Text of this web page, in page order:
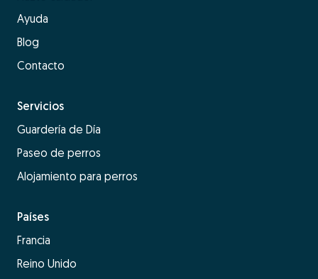
Ayuda
Blog
Contacto
Servicios
Guardería de Día
Paseo de perros
Alojamiento para perros
Países
Francia
Reino Unido